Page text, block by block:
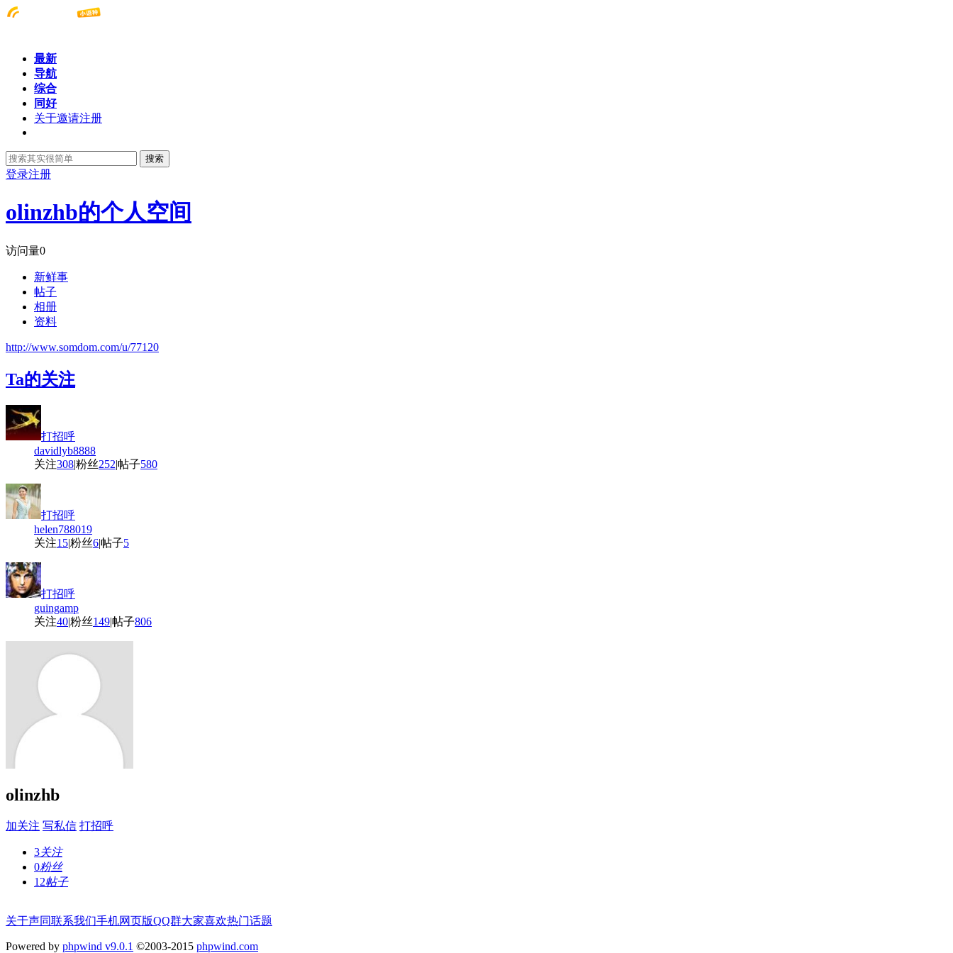
最新
导航
综合
同好
关于邀请注册
搜索
登录注册
olinzhb的个人空间
访问量0
新鲜事
帖子
相册
资料
http://www.somdom.com/u/77120
Ta的关注
打招呼
davidlyb8888
关注308|粉丝252|帖子580
打招呼
helen788019
关注15|粉丝6|帖子5
打招呼
guingamp
关注40|粉丝149|帖子806
olinzhb
加关注 写私信 打招呼
3关注
0粉丝
12帖子
关于声同联系我们手机网页版QQ群大家喜欢热门话题
Powered by phpwind v9.0.1 ©2003-2015 phpwind.com